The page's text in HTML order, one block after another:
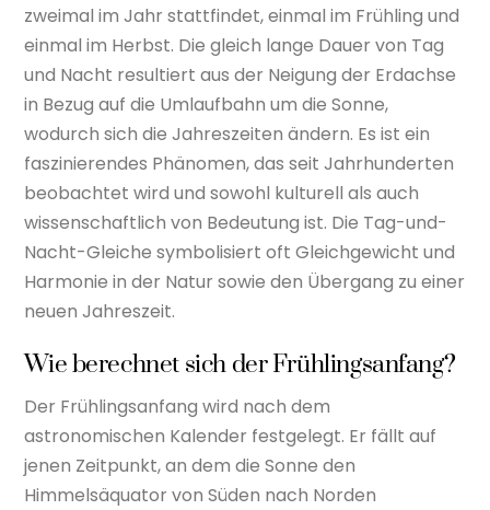
zweimal im Jahr stattfindet, einmal im Frühling und
einmal im Herbst. Die gleich lange Dauer von Tag
und Nacht resultiert aus der Neigung der Erdachse
in Bezug auf die Umlaufbahn um die Sonne,
wodurch sich die Jahreszeiten ändern. Es ist ein
faszinierendes Phänomen, das seit Jahrhunderten
beobachtet wird und sowohl kulturell als auch
wissenschaftlich von Bedeutung ist. Die Tag-und-
Nacht-Gleiche symbolisiert oft Gleichgewicht und
Harmonie in der Natur sowie den Übergang zu einer
neuen Jahreszeit.
Wie berechnet sich der Frühlingsanfang?
Der Frühlingsanfang wird nach dem
astronomischen Kalender festgelegt. Er fällt auf
jenen Zeitpunkt, an dem die Sonne den
Himmelsäquator von Süden nach Norden